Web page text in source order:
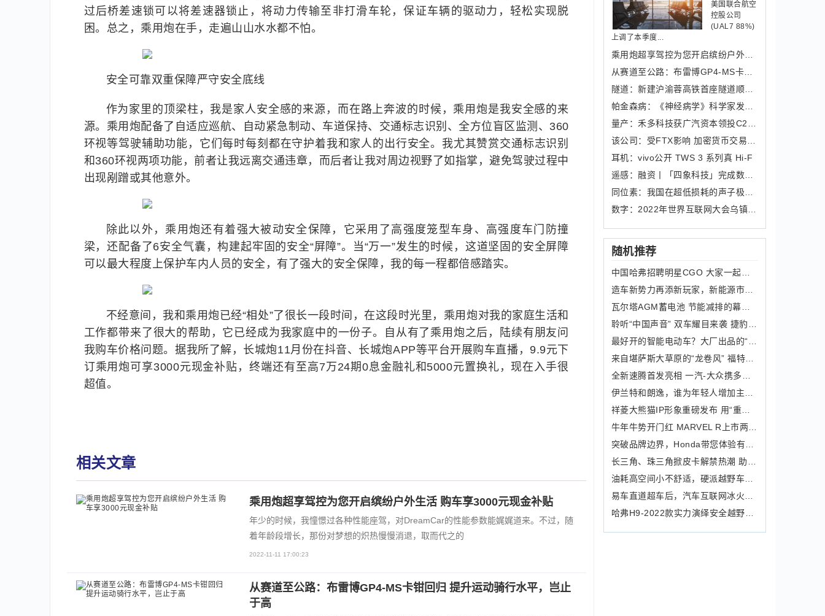
过后桥差速锁可以将差速器锁止，将动力传输至非打滑车轮，保证车辆的驱动力，轻松实现脱
困。总之，乘用炮在手，走遍山山水水都不怕。
安全可靠双重保障严守安全底线
作为家里的顶梁柱，我是家人安全感的来源，而在路上奔波的时候，乘用炮是我安全感的来
源。乘用炮配备了自适应巡航、自动紧急制动、车道保持、交通标志识别、全方位盲区监测、360
环视等驾驶辅助功能，它们每时每刻都在守护着我和家人的出行安全。我尤其赞赏交通标志识别
和360环视两项功能，前者让我远离交通违章，而后者让我对周边视野了如指掌，避免驾驶过程中
出现剐蹭或其他意外。
除此以外，乘用炮还有着强大被动安全保障，它采用了高强度笼型车身、高强度车门防撞
梁，还配备了6安全气囊，构建起牢固的安全“屏障”。当“万一”发生的时候，这道坚固的安全屏障
可以最大程度上保护车内人员的安全，有了强大的安全保障，我的每一程都倍感踏实。
不经意间，我和乘用炮已经“相处”了很长一段时间，在这段时光里，乘用炮对我的家庭生活和
工作都带来了很大的帮助，它已经成为我家庭中的一份子。自从有了乘用炮之后，陆续有朋友问
我购车价格问题。据我所了解，长城炮11月份在抖音、长城炮APP等平台开展购车直播，9.9元下
订乘用炮可享3000元现金补贴，终端还有至高7万24期0息金融礼和5000元置换礼，现在入手很
超值。
相关文章
乘用炮超享驾控为您开启缤纷户外生活 购车享3000元现金补贴
年少的时候，我憧憬过各种性能座驾，对DreamCar的性能参数能娓娓道来。不过，随
着年龄段增长，那份对梦想的炽热慢慢消退，取而代之的
2022-11-11 17:00:23
从赛道至公路：布雷博GP4-MS卡钳回归 提升运动骑行水平，岂止
于高
美国联合航空
控股公司
(UAL7 88%)
上调了本季度...
耳机：vivo公开 TWS 3 系列真 Hi-F
随机推荐